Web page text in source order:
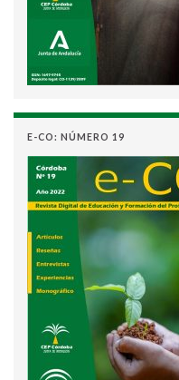
E-CO: NÚMERO 19